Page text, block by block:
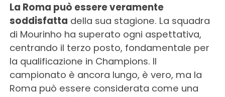
La Roma può essere veramente
soddisfatta della sua stagione. La squadra
di Mourinho ha superato ogni aspettativa,
centrando il terzo posto, fondamentale per
la qualificazione in Champions. Il
campionato è ancora lungo, è vero, ma la
Roma può essere considerata come una